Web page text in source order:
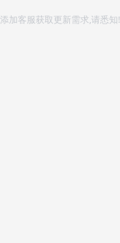
加客服获取更新需求,请悉知!